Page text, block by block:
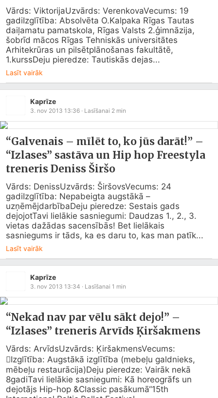
Vārds: ViktorijaUzvārds: VerenkovaVecums: 19
gadiIzglītība: Absolvēta O.Kalpaka Rīgas Tautas
daiļamatu pamatskola, Rīgas Valsts 2.ģimnāzija,
šobrīd mācos Rīgas Tehniskās universitātes
Arhitekrūras un pilsētplānošanas fakultātē,
1.kurssDeju pieredze: Tautiskās dejas...
Lasīt vairāk
Kaprīze
3. nov 2013 13:36 · Lasīšanai 2 min
“Galvenais – mīlēt to, ko jūs darāt!” –
“Izlases” sastāva un Hip hop Freestyla
treneris Deniss Širšo
Vārds: DenissUzvārds: ŠiršovsVecums: 24
gadiIzglītība: Nepabeigta augstākā –
uzņēmējdarbībaDeju pieredze: Sestais gads
dejojotTavi lielākie sasniegumi: Daudzas 1., 2., 3.
vietas dažādas sacensībās! Bet lielākais
sasniegums ir tāds, ka es daru to, kas man patīk...
Lasīt vairāk
Kaprīze
3. nov 2013 13:34 · Lasīšanai 1 min
“Nekad nav par vēlu sākt dejo!” –
“Izlases” treneris Arvīds Ķiršakmens
Vārds: ArvīdsUzvārds: ĶiršakmensVecums:
Izglītība: Augstākā izglītība (mebeļu galdnieks,
mēbeļu restaurācija)Deju pieredze: Vairāk nekā
8gadiTavi lielākie sasniegumi: Kā horeogrāfs un
dejotājs Hip-hop &Classic pasākumā“15th